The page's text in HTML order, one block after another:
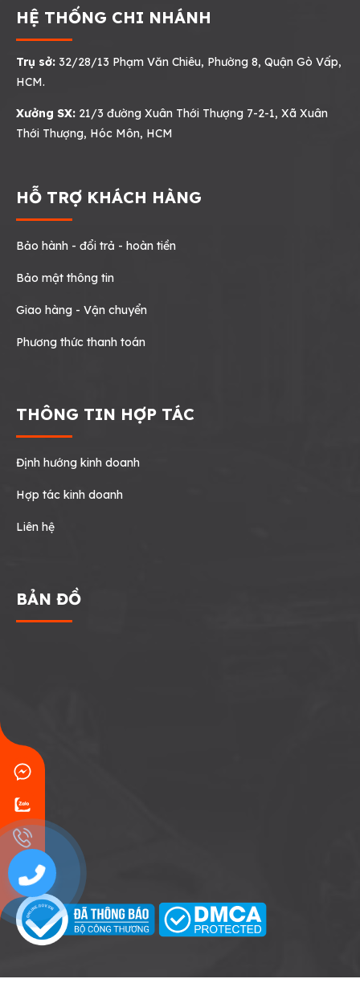
HỆ THỐNG CHI NHÁNH
Trụ sở: 32/28/13 Phạm Văn Chiêu, Phường 8, Quận Gò Vấp,
HCM.
Xưởng SX: 21/3 đường Xuân Thới Thượng 7-2-1, Xã Xuân
Thới Thượng, Hóc Môn, HCM
HỖ TRỢ KHÁCH HÀNG
Bảo hành - đổi trả - hoàn tiền
Bảo mật thông tin
Giao hàng - Vận chuyển
Phương thức thanh toán
THÔNG TIN HỢP TÁC
Định hướng kinh doanh
Hợp tác kinh doanh
Liên hệ
BẢN ĐỒ
0707771767